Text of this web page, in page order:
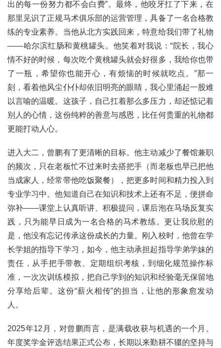
出的每一份努力都不会白费”。最终，他咬牙扛了下来，在
那里见识了正规马术俱乐部的运营管理，具备了一名合格教
练的专业素养。当他从北方实践回来，特意给我们带了礼物
——哈尔滨红肠和黄桃罐头。他笑着对我说：“院长，我心
情不好的时候，每次吃个黄桃罐头就会好很多，我给你也带
了一瓶，希望你也能开心，有烦恼的时候就吃点。”那一
刻，看着他风尘仆仆却依旧明亮的眼睛，我心里涌起一股难
以言喻的温暖。这孩子，自己扛着那么多压力，却还惦记着
别人的心情，这份纯粹的善意与感恩，比任何贵重的礼物都
更能打动人心。
进入大二，曾鹏有了更清晰的目标。他主动减少了餐馆兼职
的频次，只在老板忙不过来时去搭把手（而老板也早已把他
当成家人，经常带他吃饭聚餐），把更多时间和精力投入到
专业学习中。他知道自己在知识和技术上还有不足，便拼命
弥补——课堂上认真听讲、积极提问，课后泡在马场反复实
践，只为能早日成为一名合格的马术教练。更让我欣慰的
是，他没有忘记传承这份成长的力量。刚入校时，他曾在学
长学姐的指导下学习，如今，他主动承担起指导学弟学妹的
责任，从手把手带教、定期组织考核，到细化规范操作标
准，一次次训练模拟，把自己学到的知识和经验毫无保留地
分享给后辈。这份“薪火相传”的担当，让他的形象愈发动
人。
2025年12月，对曾鹏而言，是满载收获与机遇的一个月。
年度奖学金评选结果正式公布，长期以来勤耕不辍的坚持与